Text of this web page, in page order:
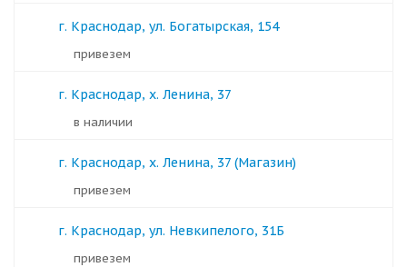
г. Краснодар, ул. Богатырская, 154
Привезем
г. Краснодар, х. Ленина, 37
в наличии
г. Краснодар, х. Ленина, 37 (Магазин)
Привезем
г. Краснодар, ул. Невкипелого, 31Б
Привезем